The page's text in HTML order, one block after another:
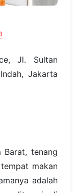
Jl. Sultan
Jakarta
tenang
makan
adalah